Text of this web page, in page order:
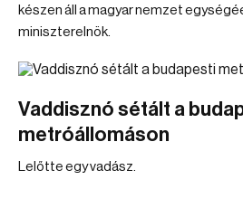
készen áll a magyar nemzet
miniszterelnök.
Vaddisznó sétált a
metróállomáson
Lelőtte egy vadász.